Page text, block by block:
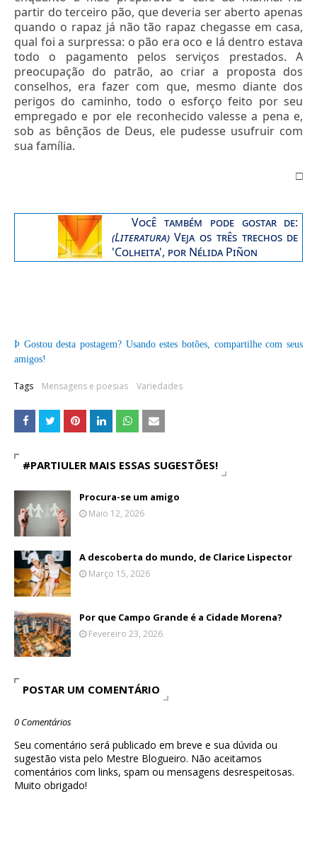
partir do terceiro pão, que deveria ser aberto apenas
quando o rapaz já não tão rapaz chegasse em casa,
qual foi a surpressa: o pão era oco e lá dentro estava
todo o pagamento pelos serviços prestados. A
preocupação do patrão, ao criar a proposta dos
conselhos, era fazer com que, mesmo diante dos
perigos do caminho, todo o esforço feito por seu
empregado e por ele reconhecido valesse a pena e,
sob as bênçãos de Deus, ele pudesse usufruir com
sua família.
□
Você também pode gostar de:
(Literatura) Veja os três trechos de
'Colheita', por Nélida Piñon
Þ Gostou desta postagem? Usando estes botões, compartilhe com seus
amigos!
Tags Mensagens e poesias Variedades
#PARTIULER MAIS ESSAS SUGESTÕES!
Procura-se um amigo
Maio 12, 2026
A descoberta do mundo, de Clarice Lispector
Março 15, 2026
Por que Campo Grande é a Cidade Morena?
Fevereiro 23, 2026
POSTAR UM COMENTÁRIO
0 Comentários
Seu comentário será publicado em breve e sua dúvida ou
sugestão vista pelo Mestre Blogueiro. Não aceitamos
comentários com links, spam ou mensagens desrespeitosas.
Muito obrigado!